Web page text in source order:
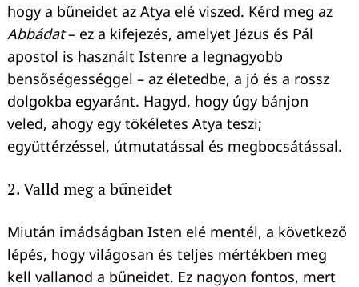
hogy a bűneidet az Atya elé viszed. Kérd meg az
Abbádat– ez a kifejezés, amelyet Jézus és Pál
apostol is használt Istenre a legnagyobb
bensőségességgel – az életedbe, a jó és a rossz
dolgokba egyaránt. Hagyd, hogy úgy bánjon
veled, ahogy egy tökéletes Atya teszi;
együttérzéssel, útmutatással és megbocsátással.
2. Valld meg a bűneidet
Miután imádságban Isten elé mentél, a következő
lépés, hogy világosan és teljes mértékben meg
kell vallanod a bűneidet. Ez nagyon fontos, mert